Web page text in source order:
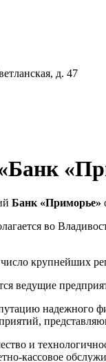
д. 47
Банк «Приморье»
во
крупнейших
ведущие
надежного
и
кассовое